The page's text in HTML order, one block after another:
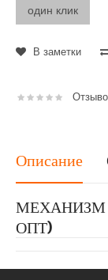
один клик
В заметки
Описание
МЕХАНИЗМ
ОПТ)